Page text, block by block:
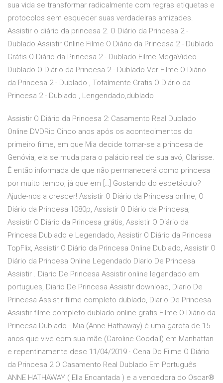
sua vida se transformar radicalmente com regras etiquetas e
protocolos sem esquecer suas verdadeiras amizades.
Assistir o diário da princesa 2. O Diário da Princesa 2 -
Dublado Assistir Online Filme O Diário da Princesa 2 - Dublado
Grátis O Diário da Princesa 2 - Dublado Filme MegaVideo
Dublado O Diário da Princesa 2 - Dublado Ver Filme O Diário
da Princesa 2 - Dublado , Totalmente Gratis O Diário da
Princesa 2 - Dublado , Lengendado,dublado
Assistir O Diário da Princesa 2: Casamento Real Dublado
Online DVDRip Cinco anos após os acontecimentos do
primeiro filme, em que Mia decide tornar-se a princesa de
Genóvia, ela se muda para o palácio real de sua avó, Clarisse.
É então informada de que não permanecerá como princesa
por muito tempo, já que em […] Gostando do espetáculo?
Ajude-nos a crescer! Assistir O Diário da Princesa online, O
Diário da Princesa 1080p, Assistir O Diário da Princesa,
Assistir O Diário da Princesa grátis, Assistir O Diário da
Princesa Dublado e Legendado, Assistir O Diário da Princesa
TopFlix, Assistir O Diário da Princesa Online Dublado, Assistir O
Diário da Princesa Online Legendado Diario De Princesa
Assistir . Diario De Princesa Assistir online legendado em
portugues, Diario De Princesa Assistir download, Diario De
Princesa Assistir filme completo dublado, Diario De Princesa
Assistir filme completo dublado online gratis Filme O Diário da
Princesa Dublado - Mia (Anne Hathaway) é uma garota de 15
anos que vive com sua mãe (Caroline Goodall) em Manhattan
e repentinamente desc 11/04/2019 · Cena Do Filme O Diário
da Princesa 2 O Casamento Real Dublado Em Português
ANNE HATHAWAY ( Ella Encantada ) e a vencedora do Oscar®